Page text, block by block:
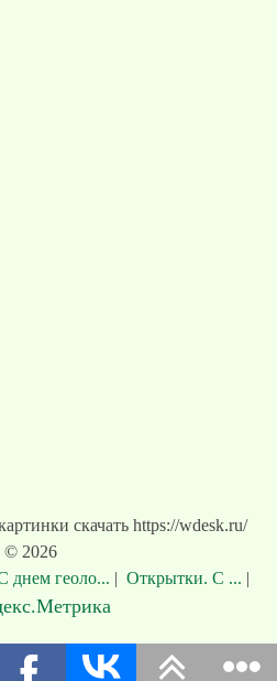
скачать https://wdesk.ru/
© 2026
днем геоло... | Открытки. С ... |